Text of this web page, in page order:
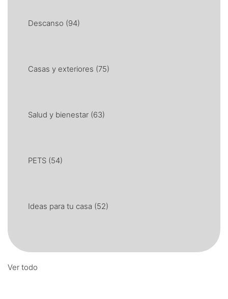
Descanso (94)
Casas y exteriores (75)
Salud y bienestar (63)
PETS (54)
Ideas para tu casa (52)
Ver todo